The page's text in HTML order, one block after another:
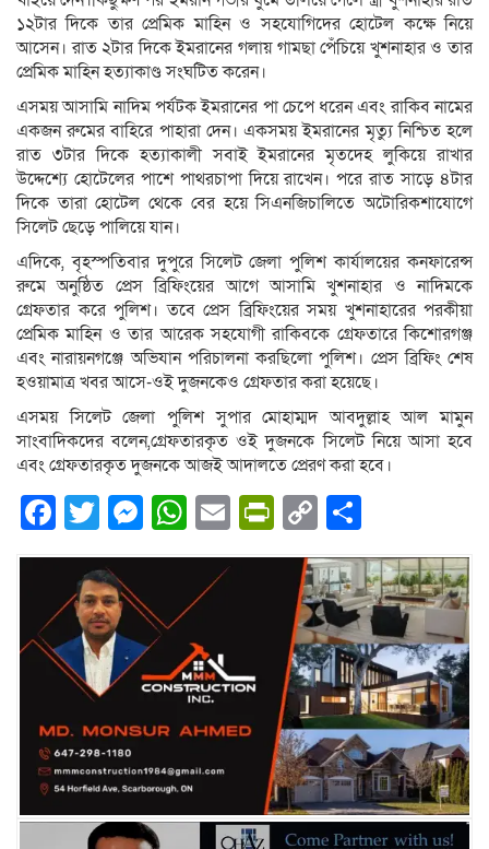
১২টার দিকে তার প্রেমিক মাহিন ও সহযোগিদের হোটেল কক্ষে নিয়ে
আসেন। রাত ২টার দিকে ইমরানের গলায় গামছা পেঁচিয়ে খুশনাহার ও তার
প্রেমিক মাহিন হত্যাকাণ্ড সংঘটিত করেন।
এসময় আসামি নাদিম পর্যটক ইমরানের পা চেপে ধরেন এবং রাকিব নামের
একজন রুমের বাহিরে পাহারা দেন। একসময় ইমরানের মৃত্যু নিশ্চিত হলে
রাত ৩টার দিকে হত্যাকালী সবাই ইমরানের মৃতদেহ লুকিয়ে রাখার
উদ্দেশ্যে হোটেলের পাশে পাথরচাপা দিয়ে রাখেন। পরে রাত সাড়ে ৪টার
দিকে তারা হোটেল থেকে বের হয়ে সিএনজিচালিতে অটোরিকশাযোগে
সিলেট ছেড়ে পালিয়ে যান।
এদিকে, বৃহস্পতিবার দুপুরে সিলেট জেলা পুলিশ কার্যালয়ের কনফারেন্স
রুমে অনুষ্ঠিত প্রেস ব্রিফিংয়ের আগে আসামি খুশনাহার ও নাদিমকে
গ্রেফতার করে পুলিশ। তবে প্রেস ব্রিফিংয়ের সময় খুশনাহারের পরকীয়া
প্রেমিক মাহিন ও তার আরেক সহযোগী রাকিবকে গ্রেফতারে কিশোরগঞ্জ
এবং নারায়নগঞ্জে অভিযান পরিচালনা করছিলো পুলিশ। প্রেস ব্রিফিং শেষ
হওয়ামাত্র খবর আসে-ওই দুজনকেও গ্রেফতার করা হয়েছে।
এসময় সিলেট জেলা পুলিশ সুপার মোহাম্মদ আবদুল্লাহ আল মামুন
সাংবাদিকদের বলেন,গ্রেফতারকৃত ওই দুজনকে সিলেট নিয়ে আসা হবে
এবং গ্রেফতারকৃত দুজনকে আজই আদালতে প্রেরণ করা হবে।
Facebook
Twitter
Messenger
WhatsApp
EmailPrintFriendly
Copy
Link